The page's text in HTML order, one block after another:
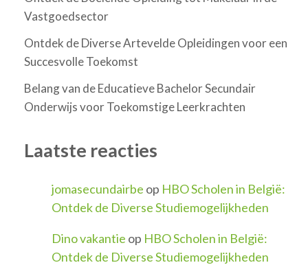
Vastgoedsector
Ontdek de Diverse Artevelde Opleidingen voor een
Succesvolle Toekomst
Belang van de Educatieve Bachelor Secundair
Onderwijs voor Toekomstige Leerkrachten
Laatste reacties
jomasecundairbe op HBO Scholen in België:
Ontdek de Diverse Studiemogelijkheden
Dino vakantie op HBO Scholen in België:
Ontdek de Diverse Studiemogelijkheden